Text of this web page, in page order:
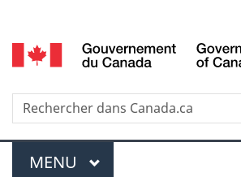
au
contenu
propos
de
la
HTML
simplifiée
selection
Recherche
Menu
MENU PRINCIPAL